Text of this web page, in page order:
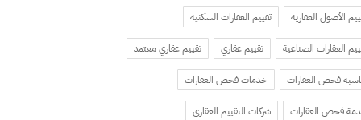
الأصول العقارية تقييم العقارات السكنية
العقارات الصناعية تقييم عقاري تقييم عقاري معتمد
فحص العقارات خدمات فحص العقارات
فحص العقارات شركات التقييم العقاري